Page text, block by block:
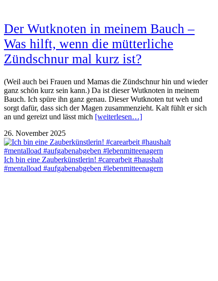
Der Wutknoten in meinem Bauch –
Was hilft, wenn die mütterliche
Zündschnur mal kurz ist?
(Weil auch bei Frauen und Mamas die Zündschnur hin und wieder
ganz schön kurz sein kann.) Da ist dieser Wutknoten in meinem
Bauch. Ich spüre ihn ganz genau. Dieser Wutknoten tut weh und
sorgt dafür, dass sich der Magen zusammenzieht. Kalt fühlt er sich
an und gereizt und lässt mich [weiterlesen…]
26. November 2025
Ich bin eine Zauberkünstlerin! #carearbeit #haushalt
#mentalload #aufgabenabgeben #lebenmitteenagern